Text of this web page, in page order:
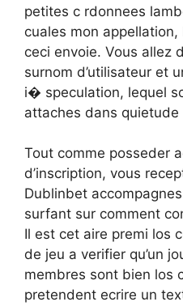
petites c rdonnees
cuales mon
ceci envoie. Vous allez
surnom d’utilisateur et
i� speculation, lequel
attaches dans quietude
Tout comme posseder
d’inscription, vous
Dublinbet
surfant sur comment
Il est cet aire premi los
de jeu a verifier qu’un
membres sont bien los
pretendent ecrire un